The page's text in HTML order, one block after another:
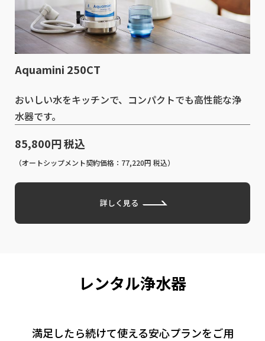
Aquamini 250CT
おいしい水をキッチンで、コンパクトでも高性能な浄
水器です。
85,800円 税込
（オートシップメント契約価格：77,220円 税込）
詳しく見る
レンタル浄⽔器
満⾜したら続けて使える安⼼プランをご⽤